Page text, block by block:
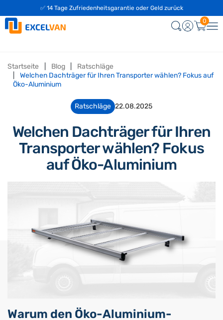
Startseite Blog
Ratschläge
Welchen Dachträger für Ihren Transporter wählen? Fokus auf
Öko-Aluminium
Ratschläge 22.08.2025
Welchen Dachträger für Ihren
Transporter wählen? Fokus
auf Öko-Aluminium
Warum den Öko-Aluminium-
✅ 14 Tage Zufriedenheitsgarantie oder Geld zurück
0